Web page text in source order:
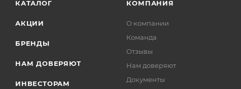
КАТАЛОГ
АКЦИИ
БРЕНДЫ
НАМ ДОВЕРЯЮТ
ИНВЕСТОРАМ
КОМПАНИЯ
О компании
Команда
Отзывы
Нам доверяют
Документы